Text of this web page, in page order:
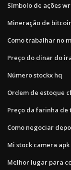
Símbolo de ações
Mineração de
Como trabalhar no
Preço do dinar do
Número stockx hq
Ordem de estoque
Preço da farinha de
Como negociar
Mi stock camera apk
Melhor lugar para